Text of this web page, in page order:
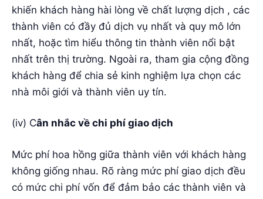
khiến khách hàng hài lòng về chất lượng dịch , các
thành viên có đầy đủ dịch vụ nhất và quy mô lớn
nhất, hoặc tìm hiểu thông tin thành viên nổi bật
nhất trên thị trường. Ngoài ra, tham gia cộng đồng
khách hàng để chia sẻ kinh nghiệm lựa chọn các
nhà môi giới và thành viên uy tín.
(iv) Cân nhắc về chi phí giao dịch
Mức phí hoa hồng giữa thành viên với khách hàng
không giống nhau. Rõ ràng mức phí giao dịch đều
có mức chi phí vốn để đảm bảo các thành viên và